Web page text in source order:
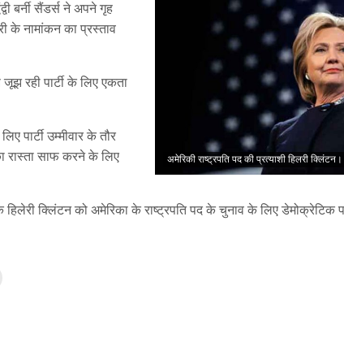
अमेरिकी राष्ट्रपति पद की प्रत्याशी हिलरी क्लिंटन।
बर्नी सैंडर्स ने अपने गृह
के नामांकन का प्रस्ताव
रही पार्टी के लिए एकता
पार्टी उम्मीवार के तौर
रास्ता साफ करने के लिए
क्लिंटन को अमेरिका के राष्ट्रपति पद के चुनाव के लिए डेमोक्रेटिक